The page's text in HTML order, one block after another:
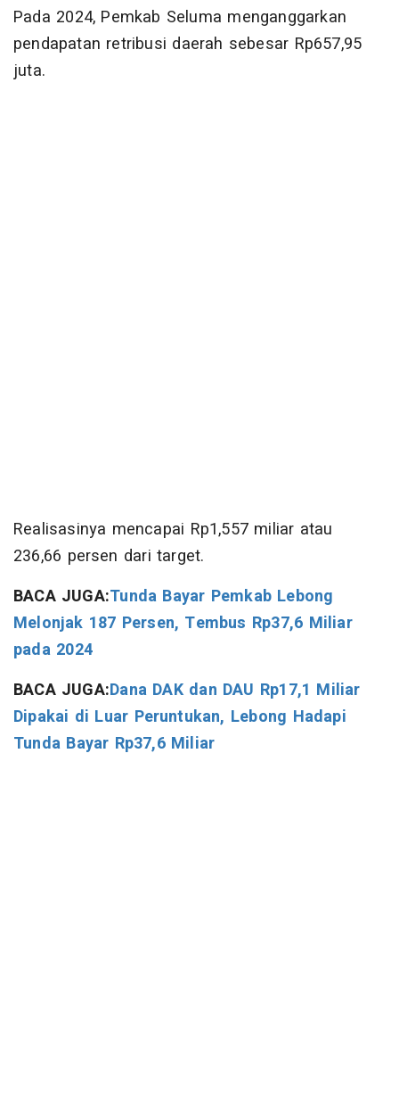
Pada 2024, Pemkab Seluma menganggarkan
pendapatan retribusi daerah sebesar Rp657,95
juta.
Realisasinya mencapai Rp1,557 miliar atau
236,66 persen dari target.
BACA JUGA:Tunda Bayar Pemkab Lebong
Melonjak 187 Persen, Tembus Rp37,6 Miliar
pada 2024
BACA JUGA:Dana DAK dan DAU Rp17,1 Miliar
Dipakai di Luar Peruntukan, Lebong Hadapi
Tunda Bayar Rp37,6 Miliar